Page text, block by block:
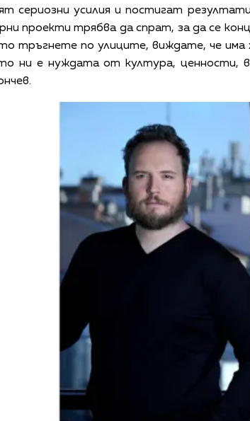
сериозни усилия и постигат
проекти трябва да спрат, за да се
тръгнете по улиците, виждате, че има
ни е нуждата от култура, ценности,